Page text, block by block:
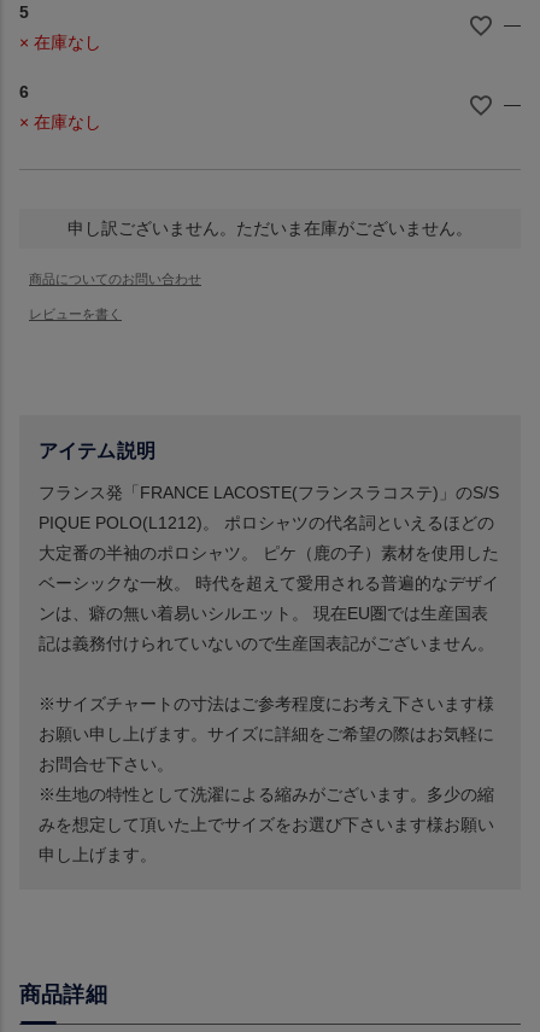
5
× 在庫なし
—
6
× 在庫なし
—
申し訳ございません。ただいま在庫がございません。
アイテム説明
フランス発「FRANCE LACOSTE(フランスラコステ)」のS/S
PIQUE POLO(L1212)。 ポロシャツの代名詞といえるほどの
大定番の半袖のポロシャツ。 ピケ（鹿の子）素材を使用した
ベーシックな一枚。 時代を超えて愛用される普遍的なデザイ
ンは、癖の無い着易いシルエット。 現在EU圏では生産国表
記は義務付けられていないので生産国表記がございません。
※サイズチャートの寸法はご参考程度にお考え下さいます様
お願い申し上げます。サイズに詳細をご希望の際はお気軽に
お問合せ下さい。
※生地の特性として洗濯による縮みがございます。多少の縮
みを想定して頂いた上でサイズをお選び下さいます様お願い
申し上げます。
商品詳細